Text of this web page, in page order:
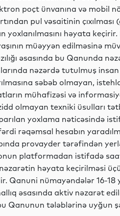
poçt ünvanına və mobil
pul vəsaitinin çıxılması
yoxlanılmasını həyata
müəyyən edilməsinə
əsasında bu Qanunda
nəzərdə tutulmuş insan
səbəb olmayan,
mühafizəsi və
olmayan texniki üsulları
yoxlama nəticəsində
rəqəmsal hesabın
provayder tərəfindən
platformadan istifadə
həyata keçirilməsi
Qanuni nümayəndələr 16-18
əsasında aktiv nəzarət
Qanunun tələblərinə uyğun